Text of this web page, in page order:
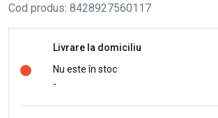
Cod produs: 8428927560117
Livrare la domiciliu
Nu este în stoc
-